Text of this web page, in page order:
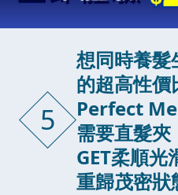
5
想同時養髮
的超高性價
Perfect
需要直髮
GET柔順光
重歸茂密狀